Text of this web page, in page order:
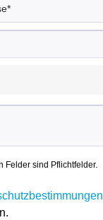
Felder sind Pflichtfelder.